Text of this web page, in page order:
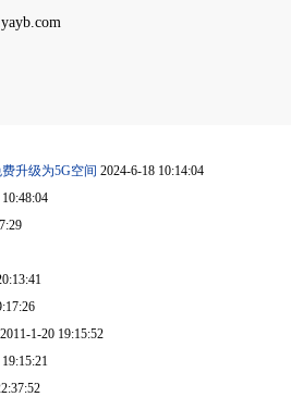
升级为5G空间 2024-6-18 10:14:04
2011-1-20 19:15:52